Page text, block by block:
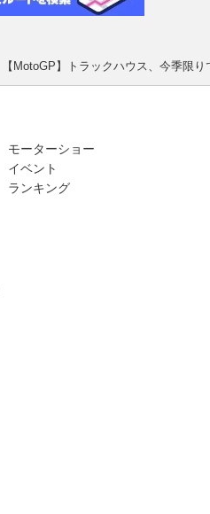
【MotoGP】トラックハウス、今季限
モーターショー
イベント
ランキング